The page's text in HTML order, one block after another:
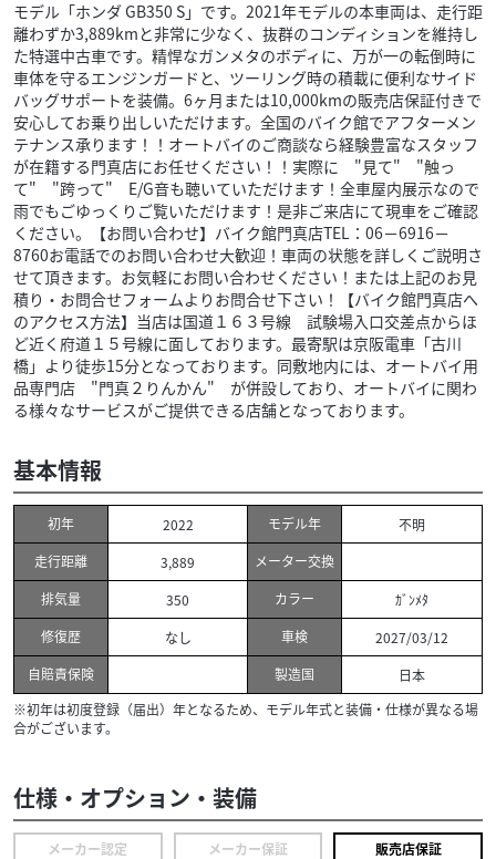
モデル「ホンダ GB350 S」です。2021年モデルの本車両は、走行距
離わずか3,889kmと非常に少なく、抜群のコンディションを維持し
た特選中古車です。精悍なガンメタのボディに、万が一の転倒時に
車体を守るエンジンガードと、ツーリング時の積載に便利なサイド
バッグサポートを装備。6ヶ月または10,000kmの販売店保証付きで
安心してお乗り出しいただけます。全国のバイク館でアフターメン
テナンス承ります！！オートバイのご商談なら経験豊富なスタッフ
が在籍する門真店にお任せください！！実際に "見て" "触っ
て" "跨って" E/G音も聴いていただけます！全車屋内展示なので
雨でもごゆっくりご覧いただけます！是非ご来店にて現車をご確認
ください。【お問い合わせ】バイク館門真店TEL：06－6916－
8760お電話でのお問い合わせ大歓迎！車両の状態を詳しくご説明さ
せて頂きます。お気軽にお問い合わせください！または上記のお見
積り・お問合せフォームよりお問合せ下さい！【バイク館門真店へ
のアクセス方法】当店は国道１６３号線 試験場入口交差点からほ
ど近く府道１５号線に面しております。最寄駅は京阪電車「古川
橋」より徒歩15分となっております。同敷地内には、オートバイ用
品専門店 "門真２りんかん" が併設しており、オートバイに関わ
る様々なサービスがご提供できる店舗となっております。
基本情報
初年 2022 モデル年
不明
走行距離
3,889
メーター交換
排気量
350 カラー
ｶﾞﾝﾒﾀ
修復歴
なし 車検
2027/03/12
自賠責保険
製造国
日本
※初年は初度登録（届出）年となるため、モデル年式と装備・仕様が異なる場
合がございます。
仕様・オプション・装備
メーカー認定 メーカー保証 販売店保証